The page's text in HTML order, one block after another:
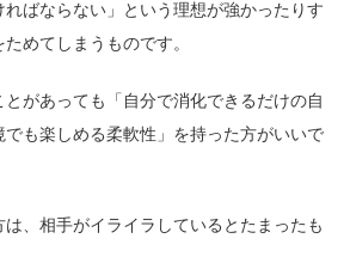
ればならない」という理想が強かったりす
めてしまうものです。
があっても「自分で消化できるだけの自
でも楽しめる柔軟性」を持った方がいいで
、相手がイライラしているとたまったも